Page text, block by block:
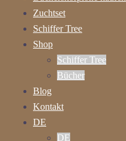
Zuchtset
Schiffer Tree
Shop
Schiffer Tree
Bücher
Blog
Kontakt
DE
DE